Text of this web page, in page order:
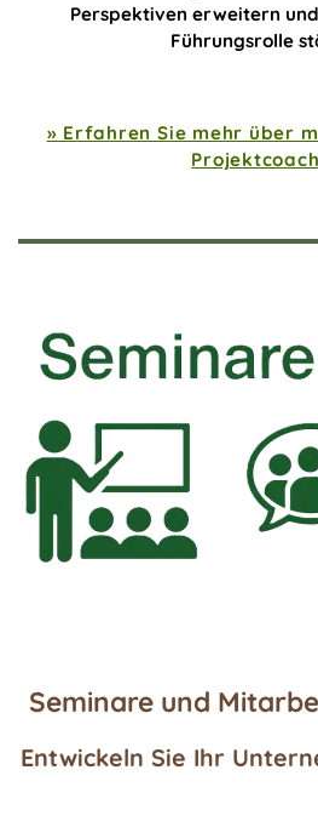
Perspektiven erweitern
Führungsrolle
» Erfahren Sie mehr über
Seminare und
Entwickeln Sie Ihr